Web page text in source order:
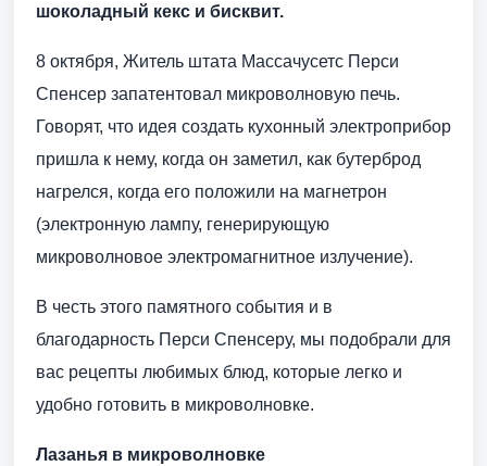
шоколадный кекс и бисквит.
8 октября, Житель штата Массачусетс Перси
Спенсер запатентовал микроволновую печь.
Говорят, что идея создать кухонный электроприбор
пришла к нему, когда он заметил, как бутерброд
нагрелся, когда его положили на магнетрон
(электронную лампу, генерирующую
микроволновое электромагнитное излучение).
В честь этого памятного события и в
благодарность Перси Спенсеру, мы подобрали для
вас рецепты любимых блюд, которые легко и
удобно готовить в микроволновке.
Лазанья в микроволновке